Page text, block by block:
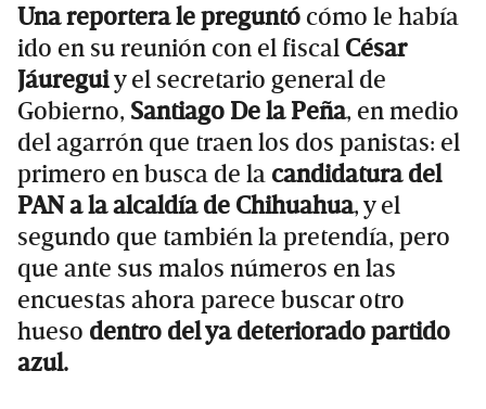
Una reportera le preguntó cómo le había
ido en su reunión con el fiscal César
Jáureguiy el secretario general de
Gobierno, Santiago De la Peña, en medio
del agarrón que traen los dos panistas: el
primero en busca de la candidatura del
PAN a la alcaldía de Chihuahua, y el
segundo que también la pretendía, pero
que ante sus malos números en las
encuestas ahora parece buscar otro
hueso dentro del ya deteriorado partido
azul.